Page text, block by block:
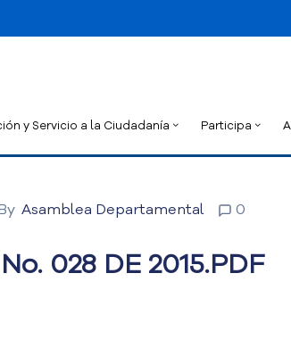
y Servicio a la Ciudadanía Participa
Asamblea Departamental 0
028 DE 2015.PDF